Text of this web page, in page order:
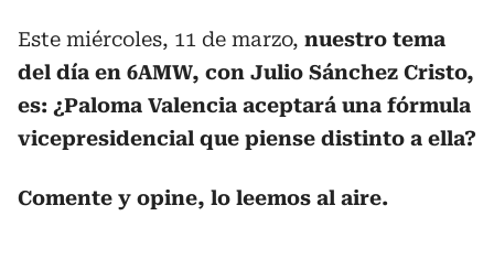
Este miércoles, 11 de marzo, nuestro tema
del día en 6AMW, con Julio Sánchez Cristo,
es: ¿Paloma Valencia aceptará una fórmula
vicepresidencial que piense distinto a ella?
Comente y opine, lo leemos al aire.